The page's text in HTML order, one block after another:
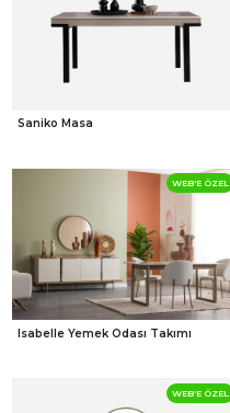
Saniko Masa
Isabelle Yemek Odası Takımı
WEB'E ÖZEL
WEB'E ÖZEL